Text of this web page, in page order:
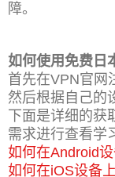
障。
如何使用免费日
首先在VPN官网
然后根据自己的
下面是详细的
需求进行查看学
如何在Android
如何在iOS设备